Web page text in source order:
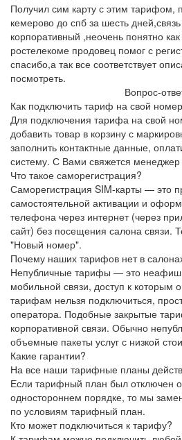
Получил сим карту с этим тарифом,
кемерово до спб за шесть
корпоративный ,неочень понятно
ростелекоме продовец помог с
спасибо,а так все соответствует
посмотреть.
Вопрос-
Как подключить тариф на свой
Для подключения тарифа на свой
добавить товар в корзину с
заполнить контактные данные,
систему. С Вами свяжется менеджер
Что такое саморегистрация?
Саморегистрация SIM-карты — это
самостоятельной активации и
телефона через интернет (через
сайт) без посещения салона связи.
"Новый номер".
Почему наших тарифов нет в
Непубличные тарифы — это
мобильной связи, доступ к которым
тарифам нельзя подключиться,
оператора. Подобные закрытые
корпоративной связи. Обычно
объемные пакеты услуг с низкой
Какие гарантии?
На все наши тарифные планы
Если тарифный план был отключен
одностороннем порядке, то мы
по условиям тарифный план.
Кто может подключиться к тарифу?